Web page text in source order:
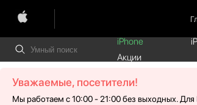
iPhone
Акции
Уважаемые, посетители!
Мы работаем с 10:00 - 21:00 без выходных. Для